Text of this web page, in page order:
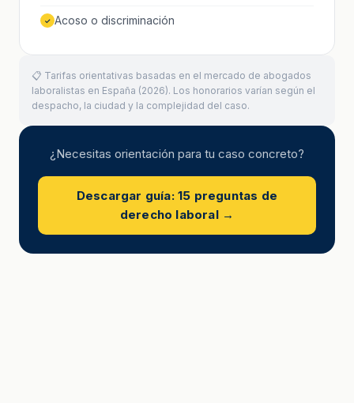
✓ Acoso o discriminación
📋 Tarifas orientativas basadas en el mercado de abogados
laboralistas en España (2026). Los honorarios varían según el
despacho, la ciudad y la complejidad del caso.
¿Necesitas orientación para tu caso concreto?
Descargar guía: 15 preguntas de
derecho laboral →